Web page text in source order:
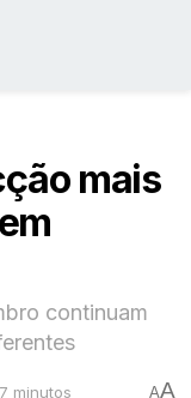
mais
continuam
minutos AA